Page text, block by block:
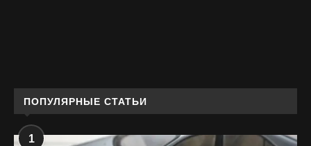
ПОПУЛЯРНЫЕ СТАТЬИ
1